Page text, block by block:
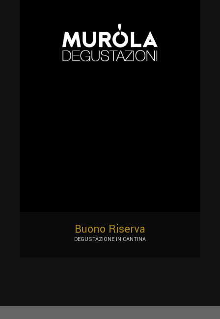
Buono Riserva
DEGUSTAZIONE IN CANTINA